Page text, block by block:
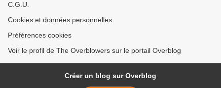
C.G.U.
Cookies et données personnelles
Préférences cookies
Voir le profil de The Overblowers sur le portail Overblog
Créer un blog sur Overblog